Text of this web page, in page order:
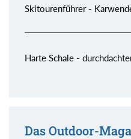
Skitourenführer -
Harte Schale -
Das Outdoor-